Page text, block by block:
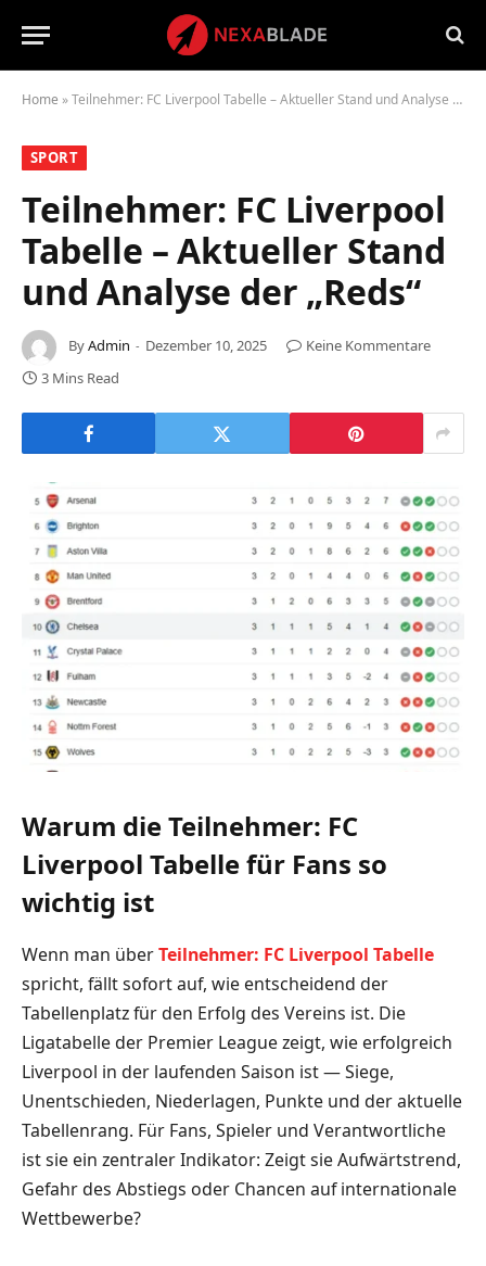
Home »Teilnehmer: FC Liverpool Tabelle – Aktueller Stand und Analyse der „Reds“
SPORT
Teilnehmer: FC Liverpool
Tabelle – Aktueller Stand
und Analyse der „Reds“
ByAdmin Dezember 10, 2025
Keine Kommentare
3 Mins Read
Warum die Teilnehmer: FC
Liverpool Tabelle für Fans so
wichtig ist
Wenn man überTeilnehmer: FC Liverpool Tabelle
spricht, fällt sofort auf, wie entscheidend der
Tabellenplatz für den Erfolg des Vereins ist. Die
Ligatabelle der Premier League zeigt, wie erfolgreich
Liverpool in der laufenden Saison ist — Siege,
Unentschieden, Niederlagen, Punkte und der aktuelle
Tabellenrang. Für Fans, Spieler und Verantwortliche
ist sie ein zentraler Indikator: Zeigt sie Aufwärtstrend,
Gefahr des Abstiegs oder Chancen auf internationale
Wettbewerbe?